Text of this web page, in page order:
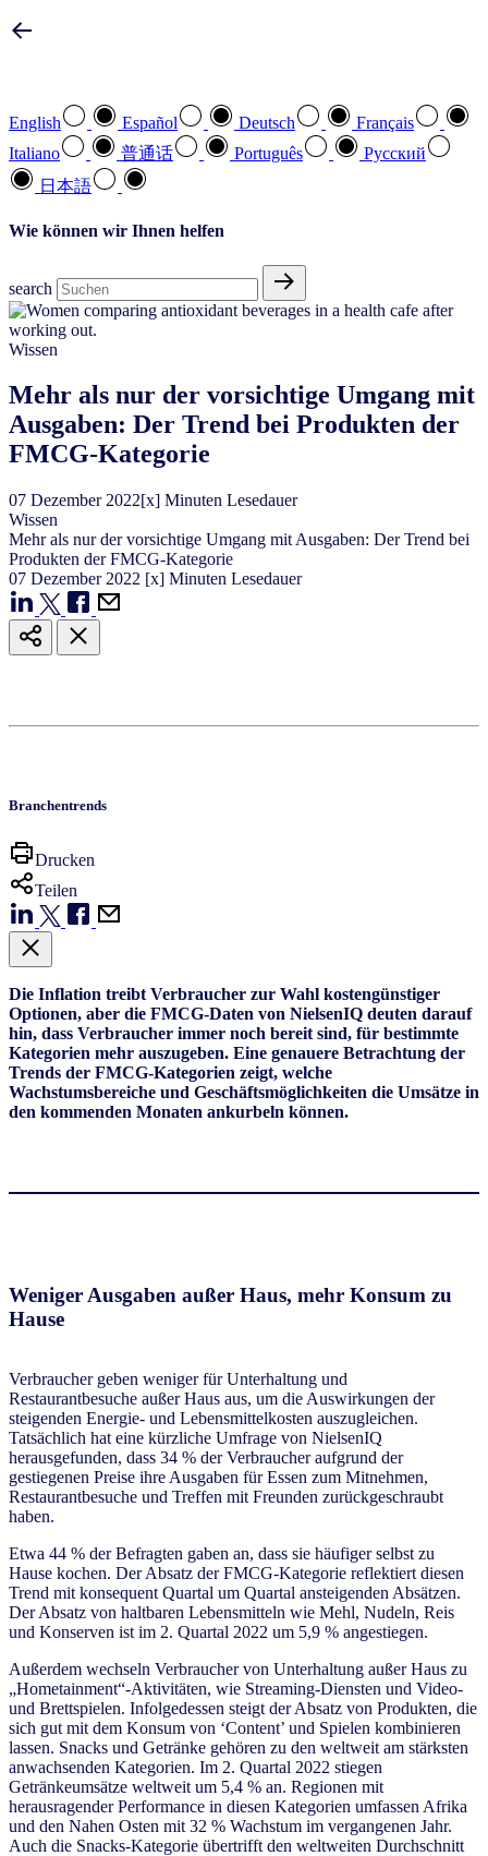
English Español Deutsch
Français
Italiano
普通话 Português
Pусский
日本語
Wie können wir Ihnen helfen
search
Wissen
Mehr als nur der vorsichtige Umgang mit
Ausgaben: Der Trend bei Produkten der
FMCG-Kategorie
07 Dezember 2022[x] Minuten Lesedauer
Wissen
Mehr als nur der vorsichtige Umgang mit Ausgaben: Der Trend bei
Produkten der FMCG-Kategorie
07 Dezember 2022 [x] Minuten Lesedauer
Branchentrends
Drucken
Teilen
Die Inflation treibt Verbraucher zur Wahl kostengünstiger
Optionen, aber die FMCG-Daten von NielsenIQ deuten darauf
hin, dass Verbraucher immer noch bereit sind, für bestimmte
Kategorien mehr auszugeben. Eine genauere Betrachtung der
Trends der FMCG-Kategorien zeigt, welche
Wachstumsbereiche und Geschäftsmöglichkeiten die Umsätze in
den kommenden Monaten ankurbeln können.
Weniger Ausgaben außer Haus, mehr Konsum zu
Hause
Verbraucher geben weniger für Unterhaltung und
Restaurantbesuche außer Haus aus, um die Auswirkungen der
steigenden Energie- und Lebensmittelkosten auszugleichen.
Tatsächlich hat eine kürzliche Umfrage von NielsenIQ
herausgefunden, dass 34 % der Verbraucher aufgrund der
gestiegenen Preise ihre Ausgaben für Essen zum Mitnehmen,
Restaurantbesuche und Treffen mit Freunden zurückgeschraubt
haben.
Etwa 44 % der Befragten gaben an, dass sie häufiger selbst zu
Hause kochen. Der Absatz der FMCG-Kategorie reflektiert diesen
Trend mit konsequent Quartal um Quartal ansteigenden Absätzen.
Der Absatz von haltbaren Lebensmitteln wie Mehl, Nudeln, Reis
und Konserven ist im 2. Quartal 2022 um 5,9 % angestiegen.
Außerdem wechseln Verbraucher von Unterhaltung außer Haus zu
„Hometainment“-Aktivitäten, wie Streaming-Diensten und Video-
und Brettspielen. Infolgedessen steigt der Absatz von Produkten, die
sich gut mit dem Konsum von ‘Content’ und Spielen kombinieren
lassen. Snacks und Getränke gehören zu den weltweit am stärksten
anwachsenden Kategorien. Im 2. Quartal 2022 stiegen
Getränkeumsätze weltweit um 5,4 % an. Regionen mit
herausragender Performance in diesen Kategorien umfassen Afrika
und den Nahen Osten mit 32 % Wachstum im vergangenen Jahr.
Auch die Snacks-Kategorie übertrifft den weltweiten Durchschnitt